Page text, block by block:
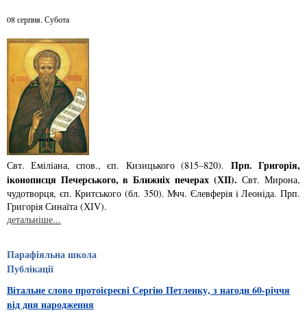
08 серпня. Субота
Свт. Емiлiана, спов., єп. Кизицького (815–820). Прп. Григорiя,
iконописця Печер­ського, в Ближнiх печерах (ХІІ). Свт. Мирона,
чудотворця, єп. Критського­ (бл. 350). Мчч. Єлев­ферiя i Леонiда. Прп.
Григорiя Синаїта (ХІV).
детальніше...
Парафіяльна школа
Публікації
Вітальне слово протоієреєві Сергію Петленку, з нагоди 60-річчя
від дня народження